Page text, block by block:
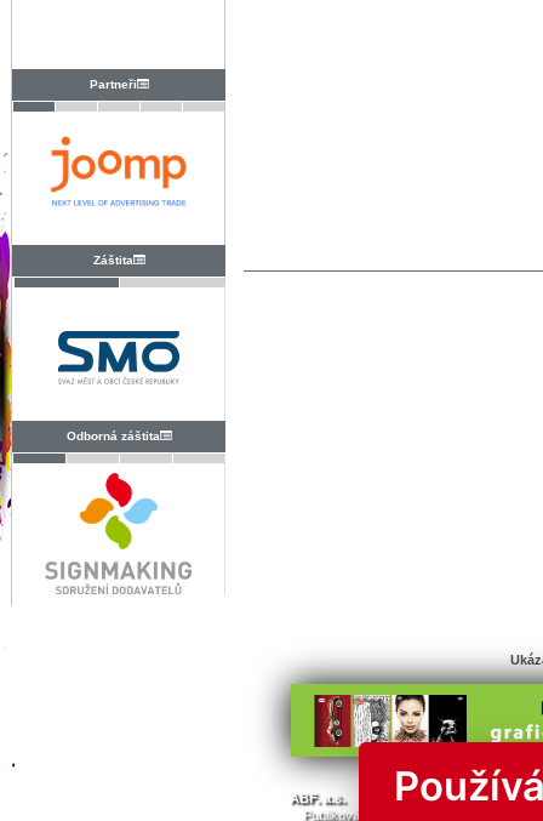
Partneři
Záštita
Odborná záštita
© Všechna
ABF. a.s.
PVA a.s.
PVA EXPO, a.s.
Publikování nebo další šíření obsahu